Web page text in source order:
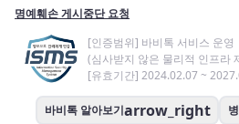
명예훼손 게시중단 요청
[인증범위] 바비톡 서비스 운영
(심사받지 않은 물리적 인프라
[유효기간] 2024.02.07 ~
바비톡 알아보기arrow_right